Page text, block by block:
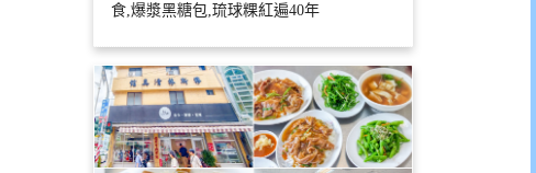
食,爆漿黑糖包,琉球粿紅遍40年